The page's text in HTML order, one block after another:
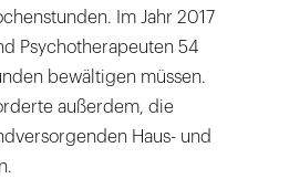
Im Jahr 2017
Psychotherapeuten 54
bewältigen müssen.
außerdem, die
Haus- und